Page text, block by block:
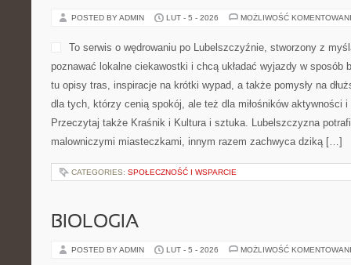
POSTED BY ADMIN LUT - 5 - 2026 MOŻLIWOŚĆ
To serwis o wędrowaniu po Lubelszczyźnie, stworzony z
poznawać lokalne ciekawostki i chcą układać wyjazdy w sposób
tu opisy tras, inspiracje na krótki wypad, a także pomysły na
dla tych, którzy cenią spokój, ale też dla miłośników aktywności
Przeczytaj także Kraśnik i Kultura i sztuka. Lubelszczyzna
malowniczymi miasteczkami, innym razem zachwyca dziką […]
CATEGORIES: SPOŁECZNOŚĆ I WSPARCIE
BIOLOGIA
POSTED BY ADMIN LUT - 5 - 2026 MOŻLIWOŚĆ